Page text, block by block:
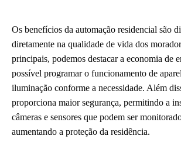
Os benefícios da automação residencial são
diretamente na qualidade de vida dos
principais, podemos destacar a economia de
possível programar o funcionamento de
iluminação conforme a necessidade. Além
proporciona maior segurança, permitindo a
câmeras e sensores que podem ser
aumentando a proteção da residência.